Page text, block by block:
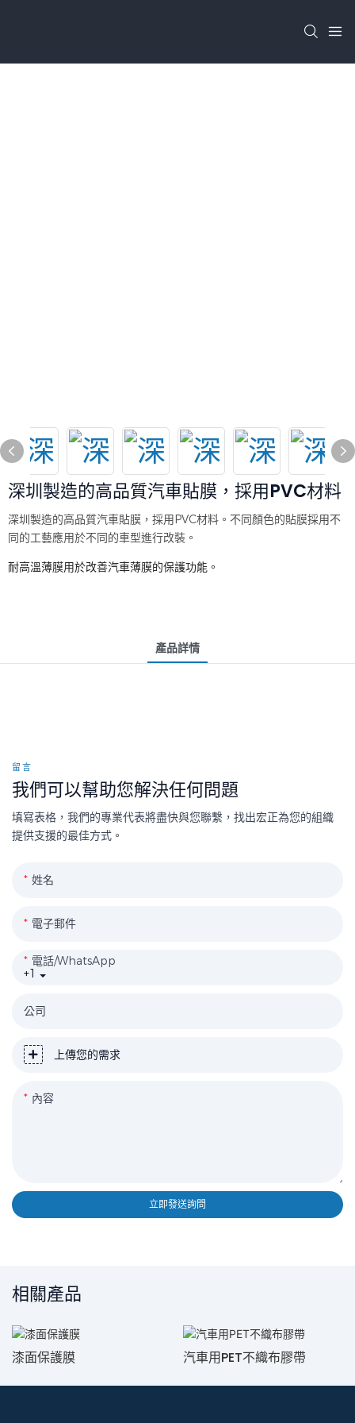
深圳製造的高品質汽車貼膜，採用PVC材料
深圳製造的高品質汽車貼膜，採用PVC材料。不同顏色的貼膜採用不
同的工藝應用於不同的車型進行改裝。
耐高溫薄膜用於改善汽車薄膜的保護功能。
產品詳情
留言
我們可以幫助您解決任何問題
填寫表格，我們的專業代表將盡快與您聯繫，找出宏正為您的組織
提供支援的最佳方式。
姓名
電子郵件
+1
電話/WhatsApp
公司
上傳您的需求
內容
立即發送詢問
相關產品
漆面保護膜 汽車用PET不織布膠帶